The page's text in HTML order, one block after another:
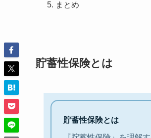
まとめ
貯蓄性保険とは
貯蓄性保険とは